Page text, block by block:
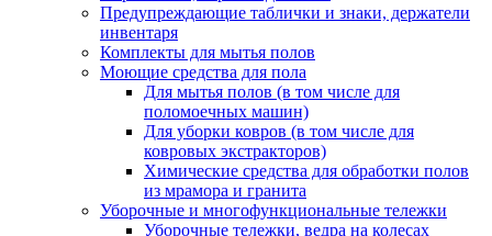
Предупреждающие таблички и знаки, держатели
инвентаря
Комплекты для мытья полов
Моющие средства для пола
Для мытья полов (в том числе для
поломоечных машин)
Для уборки ковров (в том числе для
ковровых экстракторов)
Химические средства для обработки полов
из мрамора и гранита
Уборочные и многофункциональные тележки
Уборочные тележки, ведра на колесах